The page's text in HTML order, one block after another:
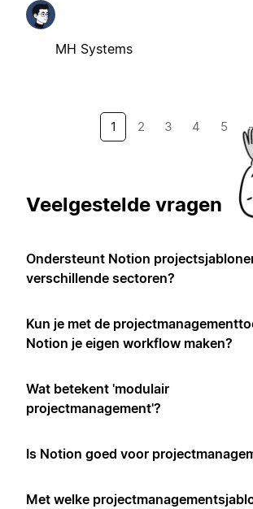
MH Systems
1 2 3 4 5
Veelgestelde vragen
Ondersteunt Notion
verschillende sectoren?
Kun je met de
Notion je eigen workflow maken?
Wat betekent 'modulair
projectmanagement'?
Is Notion goed voor
Met welke